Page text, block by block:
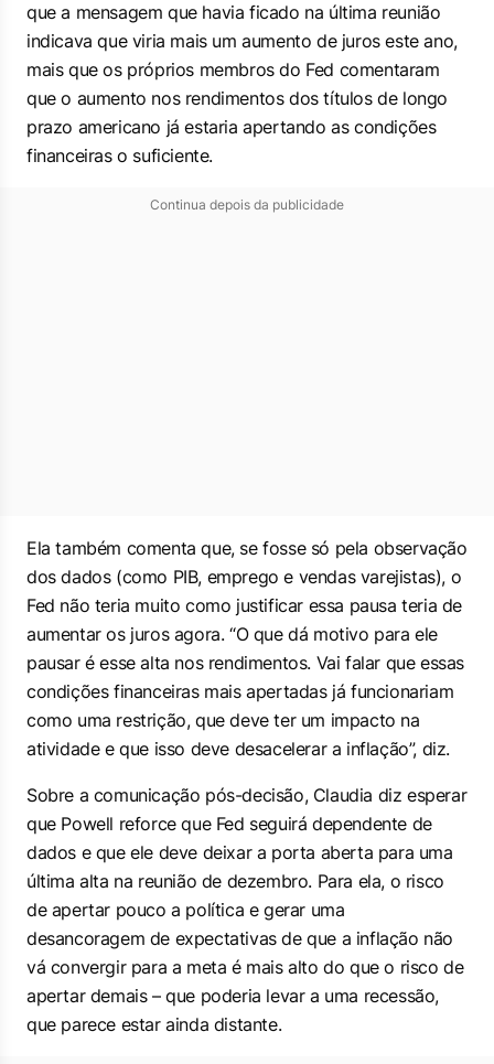
que a mensagem que havia ficado na última reunião
indicava que viria mais um aumento de juros este ano,
mais que os próprios membros do Fed comentaram
que o aumento nos rendimentos dos títulos de longo
prazo americano já estaria apertando as condições
financeiras o suficiente.
Continua depois da publicidade
Ela também comenta que, se fosse só pela observação
dos dados (como PIB, emprego e vendas varejistas), o
Fed não teria muito como justificar essa pausa teria de
aumentar os juros agora. “O que dá motivo para ele
pausar é esse alta nos rendimentos. Vai falar que essas
condições financeiras mais apertadas já funcionariam
como uma restrição, que deve ter um impacto na
atividade e que isso deve desacelerar a inflação”, diz.
Sobre a comunicação pós-decisão, Claudia diz esperar
que Powell reforce que Fed seguirá dependente de
dados e que ele deve deixar a porta aberta para uma
última alta na reunião de dezembro. Para ela, o risco
de apertar pouco a política e gerar uma
desancoragem de expectativas de que a inflação não
vá convergir para a meta é mais alto do que o risco de
apertar demais – que poderia levar a uma recessão,
que parece estar ainda distante.